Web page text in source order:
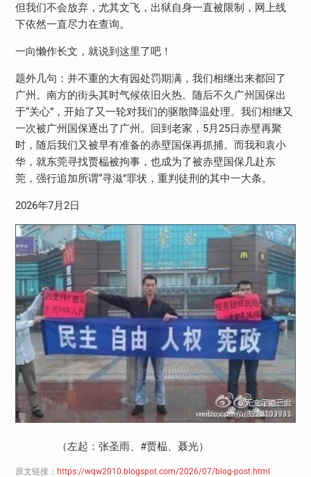
但我们不会放弃，尤其文飞，出狱自身一直被限制，网上线
下依然一直尽力在查询。
一向懒作长文，就说到这里了吧！
题外几句：并不重的大有园处罚期满，我们相继出来都回了
广州。南方的街头其时气候依旧火热。随后不久广州国保出
于“关心”，开始了又一轮对我们的驱散降温处理。我们相继又
一次被广州国保逐出了广州。回到老家， 5月25日赤壁再聚
时，随后我们又被早有准备的赤壁国保再抓捕。而我和袁小
华，就东莞寻找贾榀被拘事，也成为了被赤壁国保几赴东
莞，强行追加所谓“寻滋”罪状，重判徒刑的其中一大条。
2026年7月2日
（左起：张圣雨、 #贾榀、聂光）
原文链接： https://wqw2010.blogspot.com/2026/07/blog-post.html